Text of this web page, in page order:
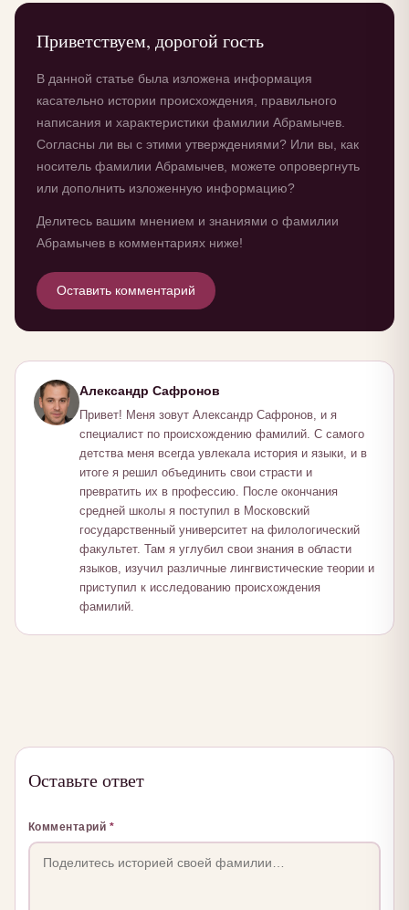
Приветствуем, дорогой гость
В данной статье была изложена информация
касательно истории происхождения, правильного
написания и характеристики фамилии Абрамычев.
Согласны ли вы с этими утверждениями? Или вы, как
носитель фамилии Абрамычев, можете опровергнуть
или дополнить изложенную информацию?
Делитесь вашим мнением и знаниями о фамилии
Абрамычев в комментариях ниже!
Оставить комментарий
Александр Сафронов
Привет! Меня зовут Александр Сафронов, и я
специалист по происхождению фамилий. С самого
детства меня всегда увлекала история и языки, и в
итоге я решил объединить свои страсти и
превратить их в профессию. После окончания
средней школы я поступил в Московский
государственный университет на филологический
факультет. Там я углубил свои знания в области
языков, изучил различные лингвистические теории и
приступил к исследованию происхождения
фамилий.
Оставьте ответ
Комментарий *